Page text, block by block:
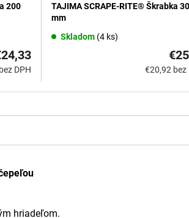
200
DPH
TAJIMA SCRAPE-RITE® Škrabka
mm
Skladom (4 ks)
€20,92 bez
hriadeľom.